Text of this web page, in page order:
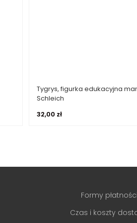
Dowiedz się więcej
Tygrys, figurka edukacyjna
Schleich
32,00 zł
Formy płatności
Czas i koszty